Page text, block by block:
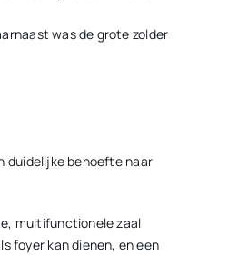
was de grote zolder
duidelijke behoefte naar
multifunctionele zaal
foyer kan dienen, en een